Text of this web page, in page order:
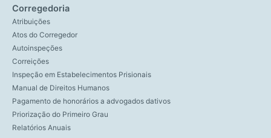
Corregedoria
Atribuições
Atos do Corregedor
Autoinspeções
Correições
Inspeção em Estabelecimentos Prisionais
Manual de Direitos Humanos
Pagamento de honorários a advogados dativos
Priorização do Primeiro Grau
Relatórios Anuais